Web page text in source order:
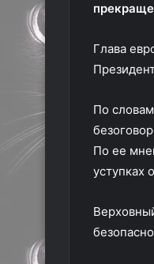
Глава
По
По ее
уступках